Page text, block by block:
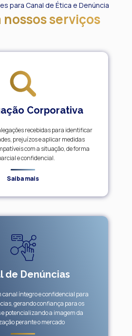
para Canal de Ética e Denúncia
serviços
Corporativa
recebidas para identificar
prejuízos e aplicar medidas
com a situação, de forma
e confidencial.
Saiba mais
de Denúncias
íntegro e confidencial para
gerando confiança para os
potencializando a imagem da
perante o mercado